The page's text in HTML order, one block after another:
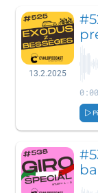
13.2.2025
0:00